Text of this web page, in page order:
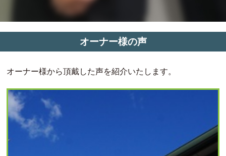
オーナー様の声
オーナー様から頂戴した声を紹介いたします。